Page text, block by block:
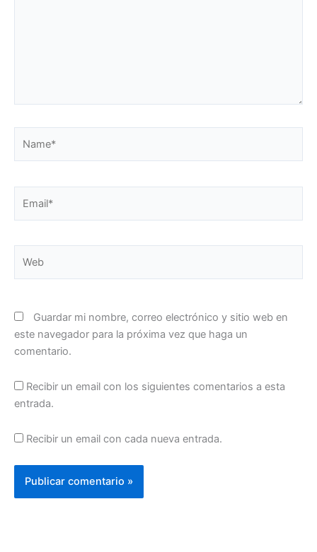
Guardar mi nombre, correo electrónico y sitio web en
este navegador para la próxima vez que haga un
comentario.
Recibir un email con los siguientes comentarios a esta
entrada.
Recibir un email con cada nueva entrada.